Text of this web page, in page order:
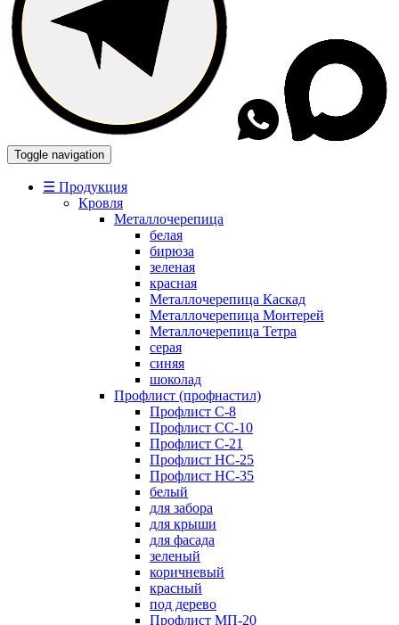
Toggle navigation
☰ Продукция
Кровля
Металлочерепица
белая
бирюза
зеленая
красная
Металлочерепица Каскад
Металлочерепица Монтерей
Металлочерепица Тетра
серая
синяя
шоколад
Профлист (профнастил)
Профлист С-8
Профлист СС-10
Профлист C-21
Профлист НС-25
Профлист НС-35
белый
для забора
для крыши
для фасада
зеленый
коричневый
красный
под дерево
Профлист МП-20